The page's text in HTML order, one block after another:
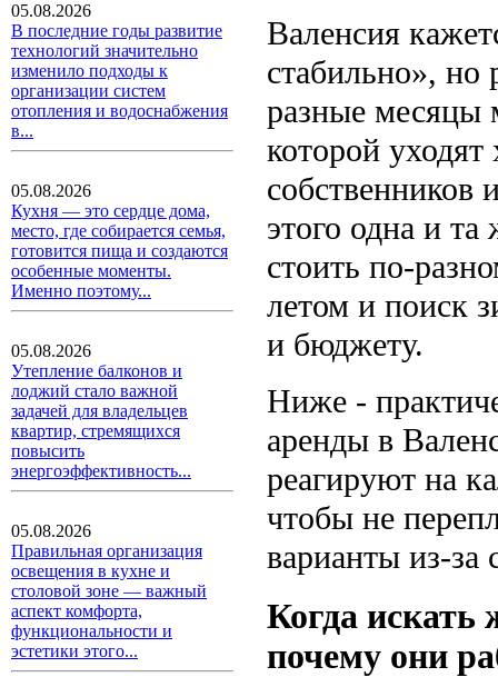
05.08.2026
В последние годы развитие
технологий значительно
изменило подходы к
организации систем
отопления и водоснабжения
в...
05.08.2026
Кухня — это сердце дома,
место, где собирается семья,
готовится пища и создаются
особенные моменты.
Именно поэтому...
05.08.2026
Утепление балконов и
лоджий стало важной
задачей для владельцев
квартир, стремящихся
повысить
энергоэффективность...
05.08.2026
Правильная организация
освещения в кухне и
столовой зоне — важный
аспект комфорта,
функциональности и
эстетики этого...
Валенсия
стабильно», но
разные месяцы
которой
собственников
этого одна и
стоить по-
летом и поиск
и бюджету.
Ниже -
аренды в
реагируют на
чтобы не
варианты из-за
Когда
почему они